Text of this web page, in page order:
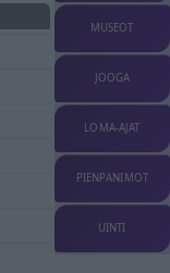
MUSEOT
JOOGA
LOMA-AJAT
PIENPANIMOT
UINTI